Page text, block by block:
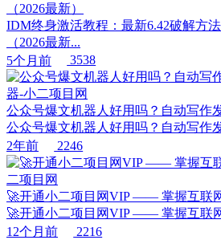
（2026最新）
IDM终身激活教程：最新6.42破解方
（2026最新...
5个月前
3538
公众号爆文机器人好用吗？自动写作
公众号爆文机器人好用吗？自动写作
2年前
2246
🚀开通小二项目网VIP —— 掌握互联
🚀开通小二项目网VIP —— 掌握互联
12个月前
2216